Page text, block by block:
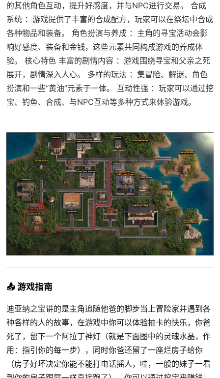
的其他角色互动，提升好感度，并与NPC进行交易。 合成
系统 ：游戏提供了丰富的合成配方，玩家可以在祭坛中合成
各种物品和装备。 角色扮演与养成 ：主角的寻宝活动会影
响好感度、装备和金钱，这些元素共同构成游戏的养成体
验。 核心特色 丰富的剧情内容 ：游戏围绕寻宝和父亲之死
展开，剧情深入人心。 多样的玩法 ：集冒险、解谜、角色
扮演和一些“黄油”元素于一体。 互动性强 ：玩家可以通过挖
宝、钓鱼、合成、与NPC互动等多种方式来体验游戏。
📤 游戏指南
迪亚纳之宝讲的是主角追随他爸的脚步当上冒险家并遇到各
种各样的人的故事，在游戏中你可以体验抽卡的快乐，你爸
死了，留下一个阿拉丁神灯（就是下面图中的灵魂水晶，作
用：指引你的每一步），同时你爸还留了一座烂房子给你
（房子好坏决定你能不能打电话摇人，哇，一般的妹子一看